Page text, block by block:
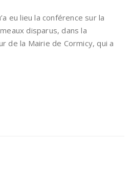
eu lieu la conférence sur la
disparus, dans la
de la Mairie de Cormicy, qui a